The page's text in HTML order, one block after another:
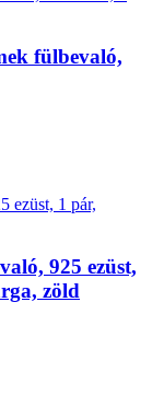
fülbevaló,
925 ezüst,
zöld